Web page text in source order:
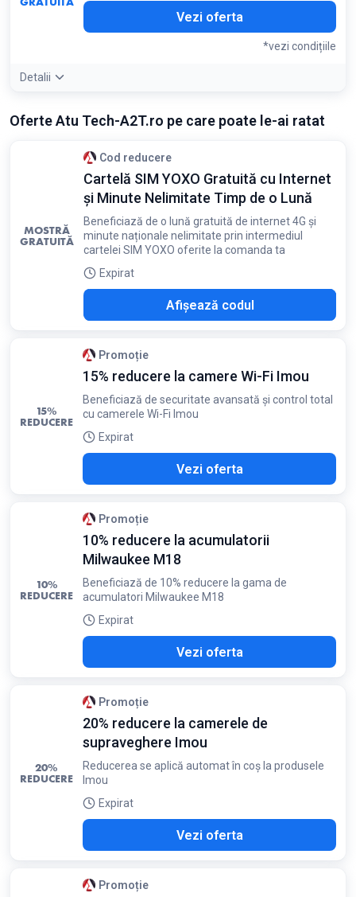
Vezi oferta
*vezi condițiile
Detalii
aplicatia YOXO dupa ce achizitionezi o camera Safer pentru
cartela SIM Yoxo
Oferte Atu Tech-A2T.ro pe care poate le-ai ratat
MOSTRĂ
GRATUITĂ
Cod reducere
Cartelă SIM YOXO Gratuită cu Internet
și Minute Nelimitate Timp de o Lună
Beneficiază de o lună gratuită de internet 4G și
minute naționale nelimitate prin intermediul
cartelei SIM YOXO oferite la comanda ta
Expirat
Afișează codul
15%
REDUCERE
Promoție
15% reducere la camere Wi-Fi Imou
Beneficiază de securitate avansată și control total
cu camerele Wi-Fi Imou
Expirat
Vezi oferta
10%
REDUCERE
Promoție
10% reducere la acumulatorii
Milwaukee M18
Beneficiază de 10% reducere la gama de
acumulatori Milwaukee M18
Expirat
Vezi oferta
20%
REDUCERE
Promoție
20% reducere la camerele de
supraveghere Imou
Reducerea se aplică automat în coș la produsele
Imou
Expirat
Vezi oferta
Promoție